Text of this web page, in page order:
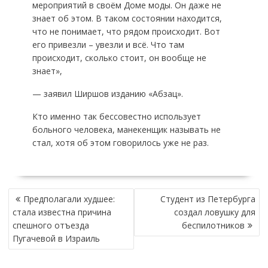
мероприятий в своём Доме моды. Он даже не
знает об этом. В таком состоянии находится,
что не понимает, что рядом происходит. Вот
его привезли – увезли и всё. Что там
происходит, сколько стоит, он вообще не
знает»,
— заявил Ширшов изданию «Абзац».
Кто именно так бессовестно использует
больного человека, манекенщик называть не
стал, хотя об этом говорилось уже не раз.
НАВИГАЦИЯ
ПО
ЗАПИСЯМ
Предполагали худшее:
стала известна причина
спешного отъезда
Пугачевой в Израиль
Студент из Петербурга
создал ловушку для
беспилотников